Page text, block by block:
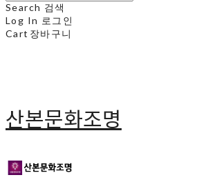
Search 검색
Log In 로그인
Cart 장바구니
산본문화조명